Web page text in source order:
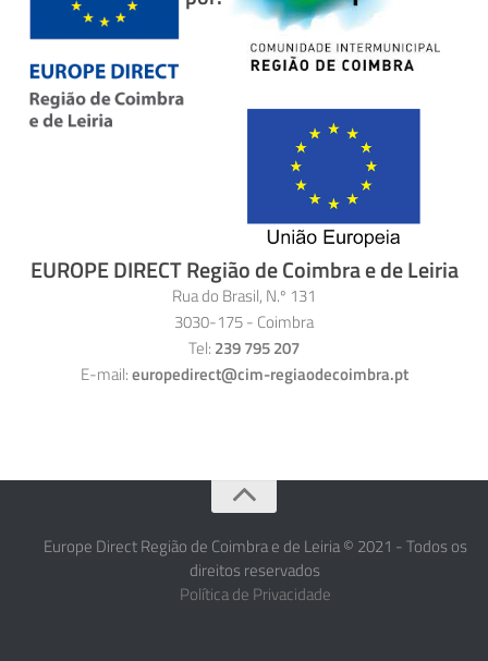
EUROPE DIRECT Região de Coimbra e de Leiria
Rua do Brasil, N.º 131
3030-175 - Coimbra
Tel: 239 795 207
E-mail:europedirect@cim-regiaodecoimbra.pt
Europe Direct Região de Coimbra e de Leiria © 2021 - Todos os
direitos reservados
Política de Privacidade